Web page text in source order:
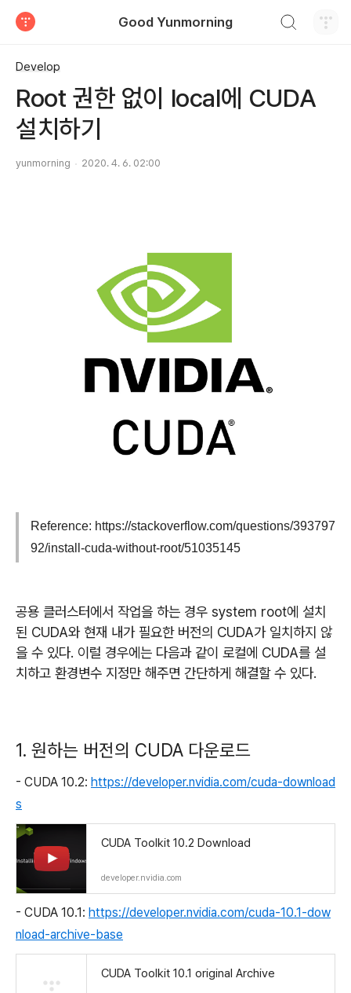
Good Yunmorning
Develop
Root 권한 없이 local에 CUDA
설치하기
yunmorning 2020. 4. 6. 02:00
Reference: https://stackoverflow.com/questions/393797
92/install-cuda-without-root/51035145
공용 클러스터에서 작업을 하는 경우 system root에 설치
된 CUDA와 현재 내가 필요한 버전의 CUDA가 일치하지 않
을 수 있다. 이럴 경우에는 다음과 같이 로컬에 CUDA를 설
치하고 환경변수 지정만 해주면 간단하게 해결할 수 있다.
1. 원하는 버전의 CUDA 다운로드
- CUDA 10.2: https://developer.nvidia.com/cuda-download
s
CUDA Toolkit 10.2 Download
developer.nvidia.com
- CUDA 10.1: https://developer.nvidia.com/cuda-10.1-dow
nload-archive-base
CUDA Toolkit 10.1 original Archive